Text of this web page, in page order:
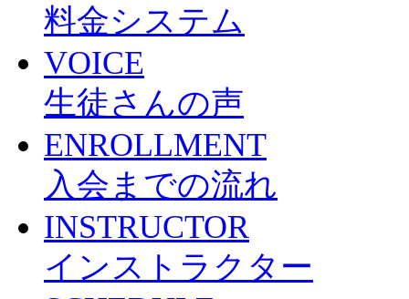
料金システム
VOICE
生徒さんの声
ENROLLMENT
入会までの流れ
INSTRUCTOR
インストラクター